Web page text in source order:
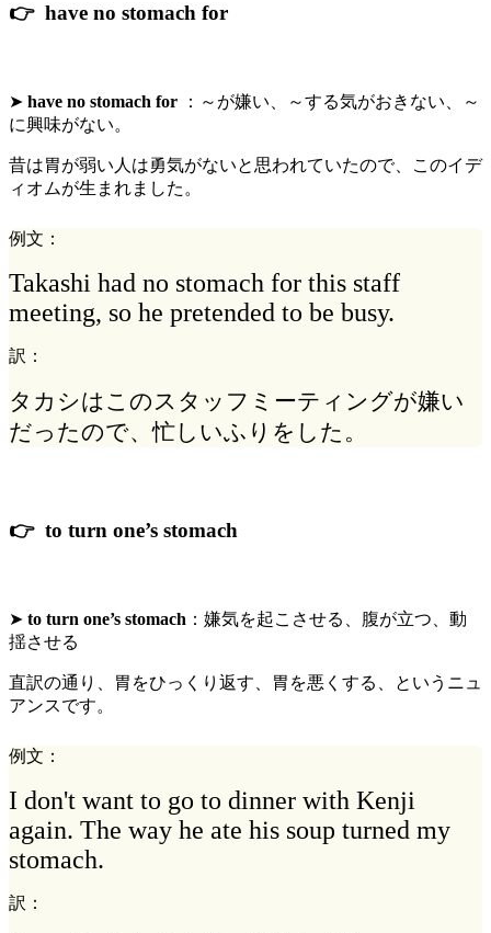
👉 have no stomach for
➤ have no stomach for ：～が嫌い、 ～する気がおきない 、～
に興味がない。
昔は胃が弱い人は勇気がないと思われていたので、このイデ
ィオムが生まれました。
例文：
Takashi had no stomach for this staff
meeting, so he pretended to be busy.
訳：
タカシはこのスタッフミーティングが嫌い
だったので、忙しいふりをした。
👉 to turn one’s stomach
➤ to turn one’s stomach ： 嫌気を起こさせる
、腹が立つ、動
揺させる
直訳の通り、胃をひっくり返す、胃を悪くする、というニュ
アンスです。
例文：
I don't want to go to dinner with Kenji
again. The way he ate his soup turned my
stomach.
訳：